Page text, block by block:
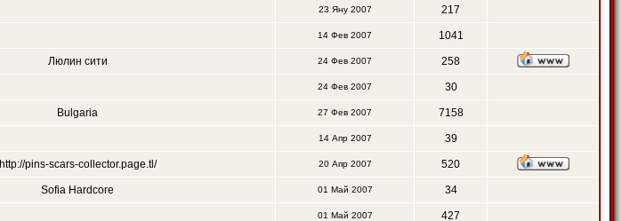
23 Яну 2007 217
14 Фев 2007 1041
Люлин сити 24 Фев 2007 258
24 Фев 2007 30
Bulgaria 27 Фев 2007 7158
14 Апр 2007 39
http://pins-scars-collector.page.tl/ 20 Апр 2007 520
Sofia Hardcore 01 Май 2007 34
01 Май 2007 427